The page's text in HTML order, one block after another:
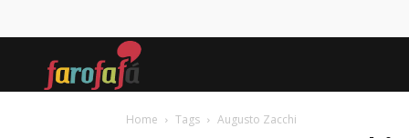
Home Tags Augusto Zacchi